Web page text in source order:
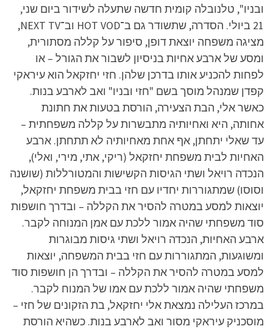
ובניו", טלנובלה קומית חדשה שתעלה לשידור ביום שני,
21 ביולי. הסדרה, שתשודר גם ב־HOT VOD וב־NEXT TV,
מציגה משפחה יוצאת דופן, סיפור על קללה מסתורית,
ומסע של ארבע אחיות בניסיון לשבור את הגורל – או
לפחות להכניע אותו בדרכן שלהן. חזי יחזקאל הוא עיראקי
קפדן שמנהל מוסך בשם "חזי ובניו" ואב לארבע בנות.
כאשר אלי, הבת הצעירה, הורסת בטעות את חתונת
אחותה, היא ואחיותיה מתבשרות על קללה משפחתית –
עד שאלי יתחתן, אף אחת מאחיותיה לא תתחתן. ארבע
האחיות לבית משפחת יחזקאל (ריקי, אתי, מירי, ואלי),
הנכדה רויאל ושתי הגיסות הקשישות והמטורללות (שושנה
וסוסו) שמתגוררות יחדיו עם חזי בבית משפחת יחזקאל,
יוצאות למסע במטרה להסיר את הקללה – ובדרך חושפות
סוד משפחתי שהיה אמור ללכת עם אמן המנוחה לקבר.
ארבע האחיות, הנכדה רויאל ושתי גיסות מבוגרות
ומשוגעות, המתגוררות עם חזי בבית המשפחה, יוצאות
למסע במטרה להסיר את הקללה – ובדרך הן חושפות סוד
משפחתי שהיה אמור ללכת עם אמו של המנוח לקבר.
במרכז העלילה נמצאת אלי יחזקאל, בת הזקונים של חזי –
מוסכניק עיראקי מסור ואב לארבע בנות. כשהיא הורסת